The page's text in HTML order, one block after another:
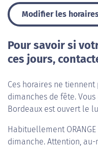
Modifier les
Pour savoir si
ces jours,
Ces horaires ne
dimanches de fête.
Bordeaux est ouvert le
Habituellement
dimanche. Attention,